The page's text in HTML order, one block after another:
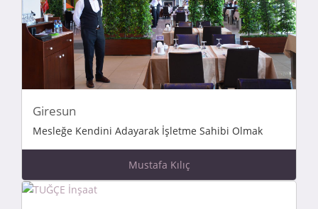
Giresun
Mesleğe Kendini Adayarak İşletme Sahibi Olmak
Mustafa Kılıç